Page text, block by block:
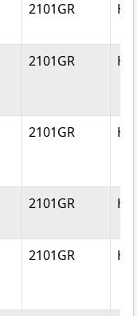
2101GR
2101GR
2101GR
2101GR
2101GR